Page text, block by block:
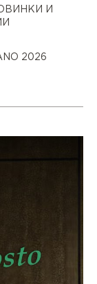
И
2026